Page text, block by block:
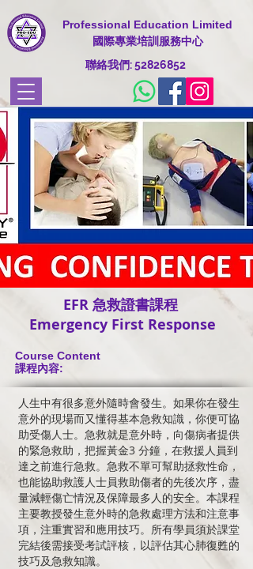
Professional Education Limited
國際專業培訓服務中心
​聯絡我們:52826852
EFR 急救證書課程
Emergency First Response
人生中有很多意外隨時會發生。如果你在發生
意外的現場而又懂得基本急救知識，你便可協
助受傷人士。急救就是意外時，向傷病者提供
的緊急救助，把握黃金3 分鐘，在救援人員到
達之前進行急救。急救不單可幫助拯救性命，
也能協助救護人士員救助傷者的先後次序，盡
量減輕傷亡情況及保障最多人的安全。本課程
主要教授發生意外時的急救處理方法和注意事
項，注重實習和應用技巧。所有學員須於課堂
完結後需接受考試評核，以評估其心肺復甦的
技巧及急救知識。
Course Content
課程內容: